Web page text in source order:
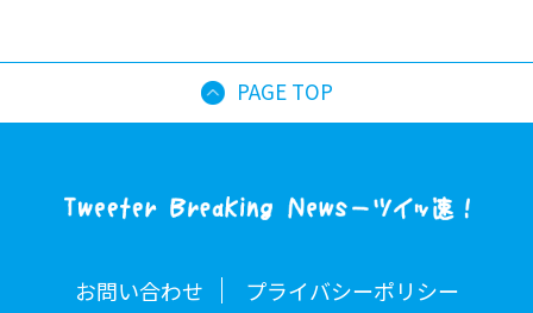
PAGE TOP
お問い合わせ プライバシーポリシー